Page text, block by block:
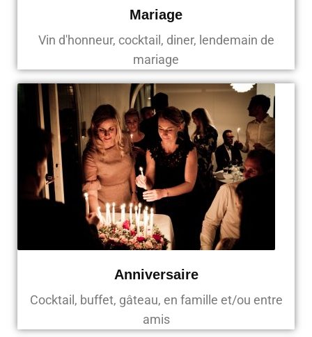
Mariage
Vin d'honneur, cocktail, diner, lendemain de
mariage
Anniversaire
Cocktail, buffet, gâteau, en famille et/ou entre
amis